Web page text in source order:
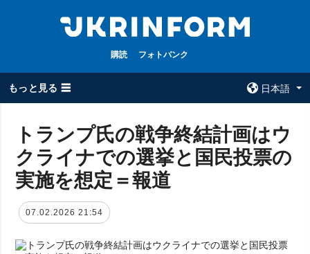
購読 フォトバンク
もっと見る ☰
日本語
全てのトピック
戦争
政治
経済・復興
ウクルインフォ
ルム
トランプ氏の戦争終結計画はウ
クライナでの選挙と国民投票の
実施を想定＝報道
07.02.2026 21:54